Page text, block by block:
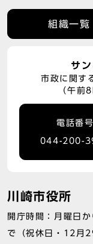
組織一覧
サ
市政に関す
（午前
電話番号
044-200-
川崎市役所
開庁時間：月曜日
で（祝休日・12月